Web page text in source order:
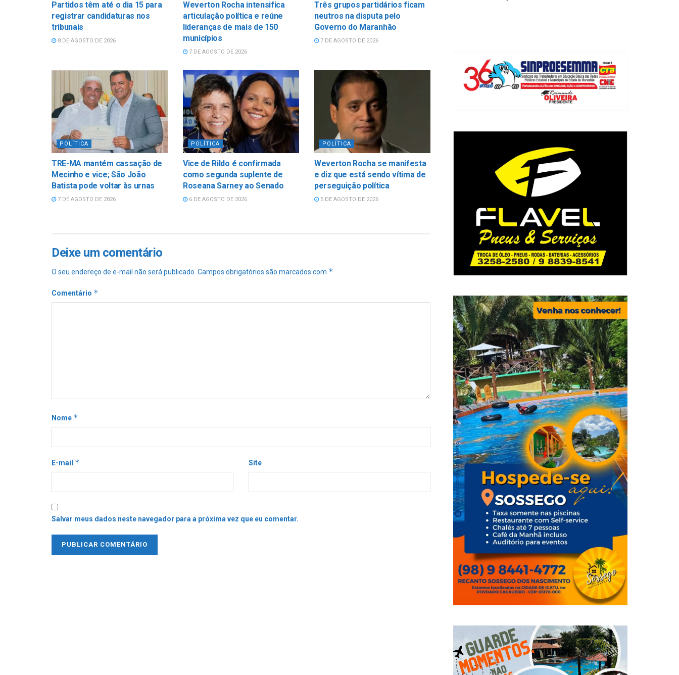
Partidos têm até o dia 15 para
registrar candidaturas nos
tribunais
8 DE AGOSTO DE 2026
Weverton Rocha intensifica
articulação política e reúne
lideranças de mais de 150
municípios
7 DE AGOSTO DE 2026
Três grupos partidários ficam
neutros na disputa pelo
Governo do Maranhão
7 DE AGOSTO DE 2026
POLÍTICA
TRE-MA mantém cassação de
Mecinho e vice; São João
Batista pode voltar às urnas
7 DE AGOSTO DE 2026
POLÍTICA
Vice de Rildo é confirmada
como segunda suplente de
Roseana Sarney ao Senado
6 DE AGOSTO DE 2026
POLÍTICA
Weverton Rocha se manifesta
e diz que está sendo vítima de
perseguição política
5 DE AGOSTO DE 2026
Deixe um comentário
O seu endereço de e-mail não será publicado. Campos obrigatórios são marcados com *
Comentário *
Nome *
E-mail * Site
Salvar meus dados neste navegador para a próxima vez que eu comentar.